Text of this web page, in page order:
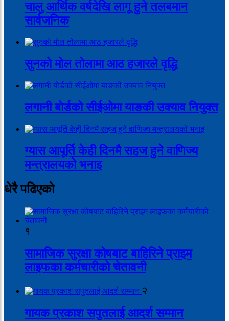
चालु आर्थिक वर्षदेखि लागू हुने तलबमान
सार्वजनिक
सुनको मोल तोलामा आठ हजारले वृद्धि
लगानी बोर्डको सीईओमा याङकी उक्याव नियुक्त
ग्यास आपूर्ति केही दिनमै सहज हुने वाणिज्य
मन्त्रालयको भनाइ
धेरै पढिएको
१
सामाजिक सुरक्षा कोषबाट बाहिरिने प्राइम
लाइफका कर्मचारीको चेतावनी
२
गायक प्रकाश सपुतलाई आदर्श सम्मान